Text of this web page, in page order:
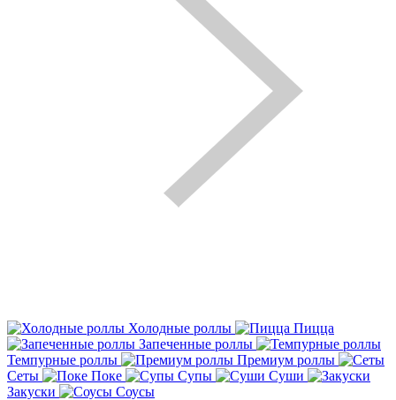
Холодные роллы
Пицца
Запеченные роллы
Темпурные роллы
Премиум роллы
Сеты
Поке Супы
Суши
Закуски
Соусы